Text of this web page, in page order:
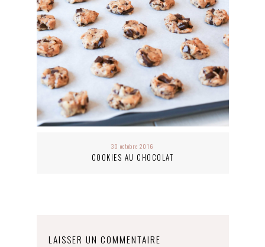
30 octobre 2016
COOKIES AU CHOCOLAT
LAISSER UN COMMENTAIRE